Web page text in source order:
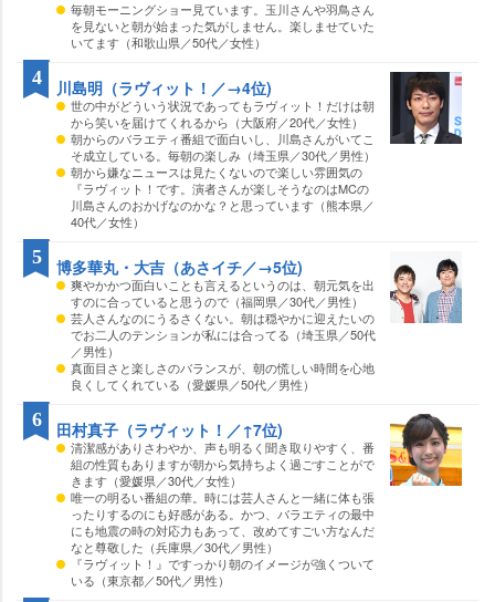
毎朝モーニングショー見ています。玉川さんや羽鳥さん
を見ないと朝が始まった気がしません。楽しませていた
いてます（和歌山県／50代／女性）
川島明（ラヴィット！／→4位)
世の中がどういう状況であってもラヴィット！だけは朝
から笑いを届けてくれるから（大阪府／20代／女性）
朝からのバラエティ番組で面白いし、川島さんがいてこ
そ成立している。毎朝の楽しみ（埼玉県／30代／男性）
朝から嫌なニュースは見たくないので楽しい雰囲気の
『ラヴィット！です。演者さんが楽しそうなのはMCの
川島さんのおかげなのかな？と思っています（熊本県／
40代／女性）
4
博多華丸・大吉（あさイチ／→5位)
爽やかかつ面白いことも言えるというのは、朝元気を出
すのに合っていると思うので（福岡県／30代／男性）
芸人さんなのにうるさくない。朝は穏やかに迎えたいの
でお二人のテンションが私には合ってる（埼玉県／50代
／男性）
真面目さと楽しさのバランスが、朝の慌しい時間を心地
良くしてくれている（愛媛県／50代／男性）
5
田村真子（ラヴィット！／↑7位)
清潔感がありさわやか、声も明るく聞き取りやすく、番
組の性質もありますが朝から気持ちよく過ごすことがで
きます（愛媛県／30代／女性）
唯一の明るい番組の華。時には芸人さんと一緒に体も張
ったりするのにも好感がある。かつ、バラエティの最中
にも地震の時の対応力もあって、改めてすごい方なんだ
なと尊敬した（兵庫県／30代／男性）
『ラヴィット！』ですっかり朝のイメージが強くついて
いる（東京都／50代／男性）
6